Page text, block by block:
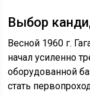
Выбор
Весной 1960 г.
начал усиленно
оборудованной
стать